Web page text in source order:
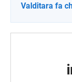
Valditara fa